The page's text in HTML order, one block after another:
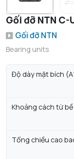
Gối đỡ NTN C-
Gối đỡ NTN
Bearing units
Độ dày mặt bích
Khoảng cách từ
Tổng chiều cao